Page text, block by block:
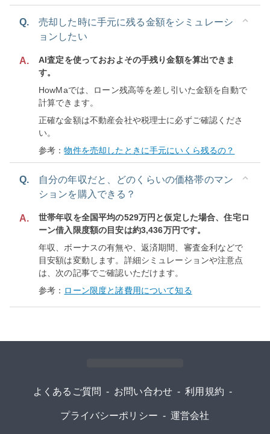
Q.
売却した時に手元に残る金額をシミュレーシ
ョンしたい
A.
AI査定を使っておおよその手残り金額を算出できま
す。
HowMaでは、ローン残高等を差し引いた金額を自動で
計算できます。
正確な金額は不動産会社や税理士に必ずご確認くださ
い。
参考：物件を売却したときに手元にいくら残るの？
Q.
自分の年収だと、どのくらいの価格帯のマン
ションを購入できる？
A.
世帯年収を全国平均の529万円と仮定した場合、住宅ロ
ーン借入限度額の目安は約3,436万円です。
年収、ボーナスの有無や、返済期間、審査金利などで
目安額は変動します。詳細シミュレーションや注意点
は、次の記事でご確認いただけます。
参考： ローン限度と諸費用について知る
よくあるご質問 - お問い合わせ - 利用規約 -
プライバシーポリシー - 運営会社